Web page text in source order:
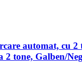
automat, cu 2
2 tone, Galben/